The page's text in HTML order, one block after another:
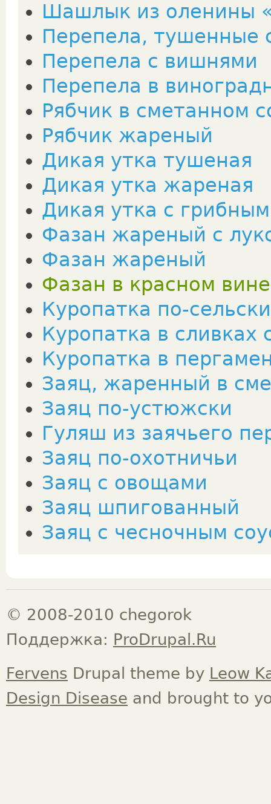
Шашлык из оленины
Перепела, тушенные
Перепела с вишнями
Перепела в
Рябчик в сметанном
Рябчик жареный
Дикая утка тушеная
Дикая утка жареная
Дикая утка с
Фазан жареный с
Фазан жареный
Фазан в красном
Куропатка по-сельски
Куропатка в сливках
Куропатка в
Заяц, жаренный в
Заяц по-устюжски
Гуляш из заячьего
Заяц по-охотничьи
Заяц с овощами
Заяц шпигованный
Заяц с чесночным
© 2008-2010 chegorok
Поддержка: ProDrupal.Ru
Fervens Drupal theme by Leow
Design Disease and brought to